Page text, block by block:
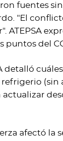
fuentes
"El
ATEPSA
puntos del
detalló
(sin
actualizar
afectó la